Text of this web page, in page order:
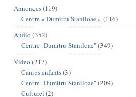
Annonces(119)
Centre « Dumitru Staniloae » (116)
Audio (352)
Centre "Dumitru Staniloae"(349)
Video (217)
Camps enfants(3)
Centre "Dumitru Staniloae"(209)
Culturel (2)